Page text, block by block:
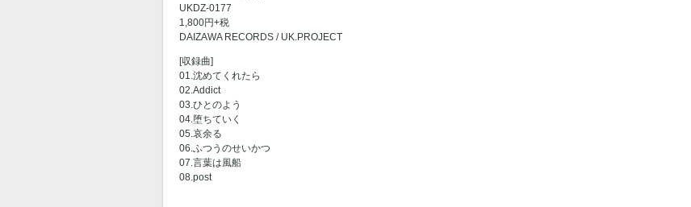
UKDZ-0177
1,800円+税
DAIZAWA RECORDS / UK.PROJECT
[収録曲]
01.沈めてくれたら
02.Addict
03.ひとのよう
04.堕ちていく
05.哀余る
06.ふつうのせいかつ
07.言葉は風船
08.post